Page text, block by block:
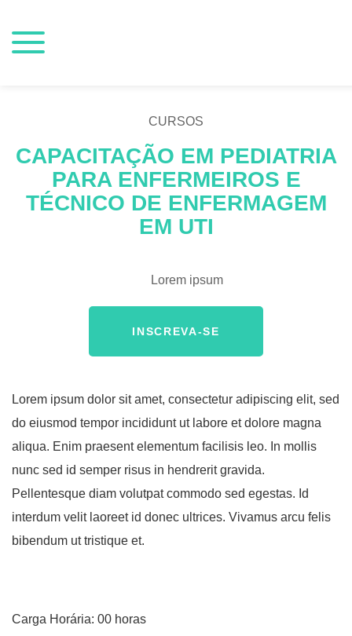
CURSOS
CAPACITAÇÃO EM PEDIATRIA
PARA ENFERMEIROS E
TÉCNICO DE ENFERMAGEM
EM UTI
Lorem ipsum
INSCREVA-SE
Lorem ipsum dolor sit amet, consectetur adipiscing elit, sed
do eiusmod tempor incididunt ut labore et dolore magna
aliqua. Enim praesent elementum facilisis leo. In mollis
nunc sed id semper risus in hendrerit gravida.
Pellentesque diam volutpat commodo sed egestas. Id
interdum velit laoreet id donec ultrices. Vivamus arcu felis
bibendum ut tristique et.
Carga Horária: 00 horas